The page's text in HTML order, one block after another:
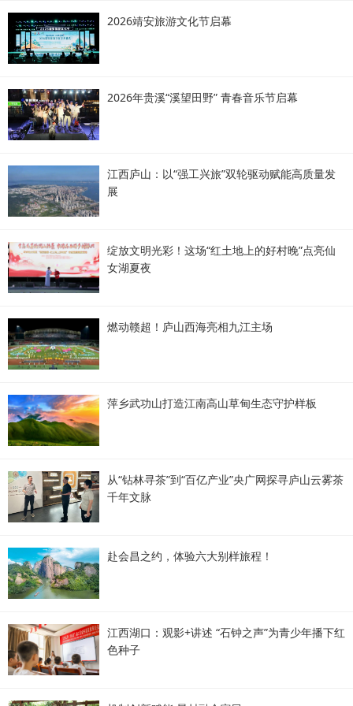
2026靖安旅游文化节启幕
2026年贵溪“溪望田野” 青春音乐节启幕
江西庐山：以“强工兴旅”双轮驱动赋能高质量发
展
绽放文明光彩！这场“红土地上的好村晚”点亮仙
女湖夏夜
燃动赣超！庐山西海亮相九江主场
萍乡武功山打造江南高山草甸生态守护样板
从“钻林寻茶”到“百亿产业”央广网探寻庐山云雾茶
千年文脉
赴会昌之约，体验六大别样旅程！
江西湖口：观影+讲述 “石钟之声”为青少年播下红
色种子